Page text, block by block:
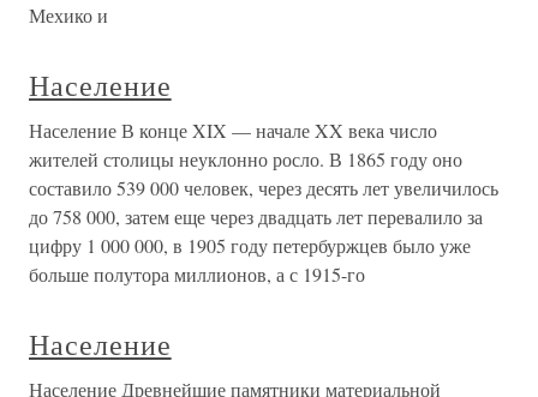
Мехико и
Население
Население В конце XIX — начале XX века число
жителей столицы неуклонно росло. В 1865 году оно
составило 539 000 человек, через десять лет увеличилось
до 758 000, затем еще через двадцать лет перевалило за
цифру 1 000 000, в 1905 году петербуржцев было уже
больше полутора миллионов, а с 1915-го
Население
Население Древнейшие памятники материальной